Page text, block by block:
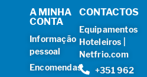
A MINHA
CONTA
Informação
pessoal
Encomendas
CONTACTOS
Equipamentos
Hoteleiros |
Netfrio.com
+351 962